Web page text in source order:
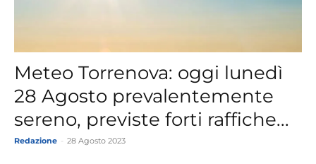
Meteo Torrenova: oggi lunedì
28 Agosto prevalentemente
sereno, previste forti raffiche...
Redazione 28 Agosto 2023